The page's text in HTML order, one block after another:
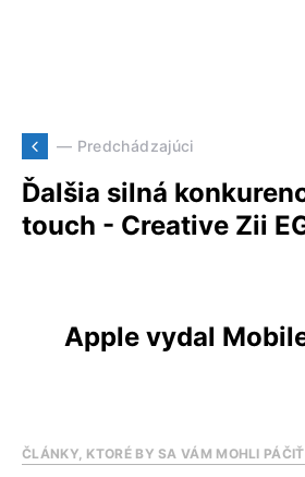
— Predchádzajúci
Ďalšia silná
touch - Creative Zii
Apple vydal
ČLÁNKY, KTORÉ BY SA VÁM MOHLI PÁČIŤ